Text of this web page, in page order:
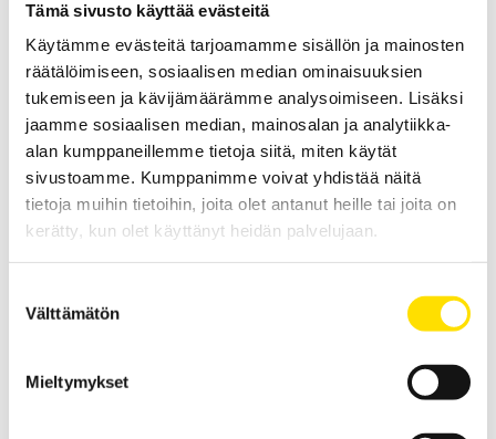
Tämä sivusto käyttää evästeitä
Käytämme evästeitä tarjoamamme sisällön ja mainosten
räätälöimiseen, sosiaalisen median ominaisuuksien
tukemiseen ja kävijämäärämme analysoimiseen. Lisäksi
jaamme sosiaalisen median, mainosalan ja analytiikka-
alan kumppaneillemme tietoja siitä, miten käytät
sivustoamme. Kumppanimme voivat yhdistää näitä
tietoja muihin tietoihin, joita olet antanut heille tai joita on
kerätty, kun olet käyttänyt heidän palvelujaan.
valinta
Välttämätön
Mieltymykset
F205, F407 & F607 Monitoimipihtimittarit AC/DC
Monitoimipihtimittarit tasa- ja vaihtovirta TRMS mittauksiin. Mittaa
myös jännitettä, jatkuvuutta, käynnistysvirtoja sekä teho- ja
yliaaltoarvoja. Käytännöllinen loggeritoiminto sekä Bluetooth-
LUE LISÄÄ
Liittyvät tuotteet